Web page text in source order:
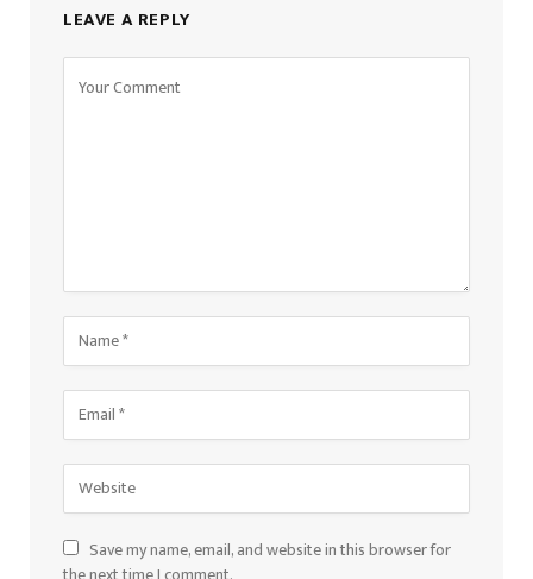
LEAVE A REPLY
Save my name, email, and website in this browser for